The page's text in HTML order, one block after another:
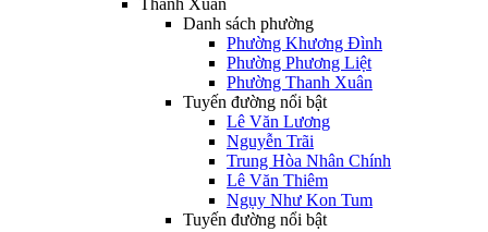
Thanh Xuân
Danh sách phường
Phường Khương Đình
Phường Phương Liệt
Phường Thanh Xuân
Tuyến đường nổi bật
Lê Văn Lương
Nguyễn Trãi
Trung Hòa Nhân Chính
Lê Văn Thiêm
Ngụy Như Kon Tum
Tuyến đường nổi bật